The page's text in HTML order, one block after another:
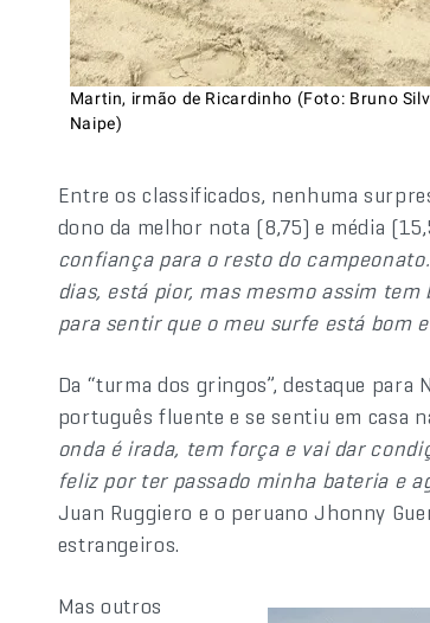
Martin, irmão de Ricardinho (Foto: Bruno
Naipe)
Entre os classificados, nenhuma
dono da melhor nota (8,75) e média
confiança para o resto do
dias, está pior, mas mesmo assim
para sentir que o meu surfe está bom
Da “turma dos gringos”, destaque para
português fluente e se sentiu em casa
onda é irada, tem força e vai dar
feliz por ter passado minha bateria e
Juan Ruggiero e o peruano Jhonny
estrangeiros.
Mas outros